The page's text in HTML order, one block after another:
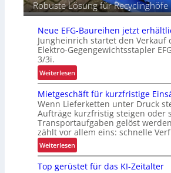
Robuste Lösung für Recyclinghöfe
Neue EFG-Baureihen jetzt
Jungheinrich startet den Verkauf
Elektro-Gegengewichtsstapler
3/3i.
Weiterlesen:
N
e
u
e
E
F
G
Mietgeschäft für kurzfristige
Wenn Lieferketten unter Druck
Aufträge kurzfristig steigen oder
Transportaufgaben gelöst
zählt vor allem eins: schnelle
Weiterlesen:
M
i
Top gerüstet für das KI-Zeitalter